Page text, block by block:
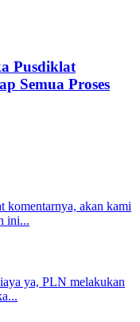
Pusdiklat
Semua Proses
komentarnya, akan kami
ini...
ya, PLN melakukan